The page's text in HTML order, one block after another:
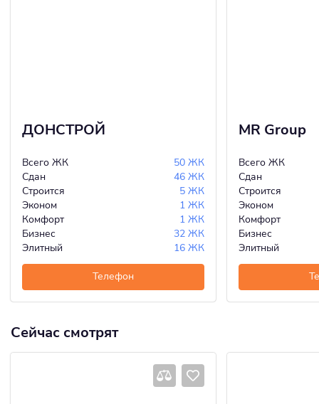
ДОНСТРОЙ
Всего ЖК
50 ЖК
Сдан
46 ЖК
Строится
5 ЖК
Эконом
1 ЖК
Комфорт
1 ЖК
Бизнес
32 ЖК
Элитный
16 ЖК
Телефон
MR Group
Всего ЖК
Сдан
Строится
Эконом
Комфорт
Бизнес
Элитный
Сейчас смотрят